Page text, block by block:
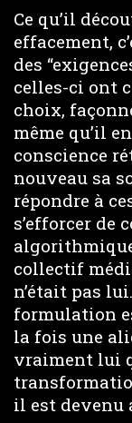
Ce qu’il
effacement,
des
celles-ci ont
choix,
même qu’il
conscience
nouveau sa
répondre à
s’efforcer de
collectif
n’était pas
formulation
la fois une
vraiment lui
il est devenu